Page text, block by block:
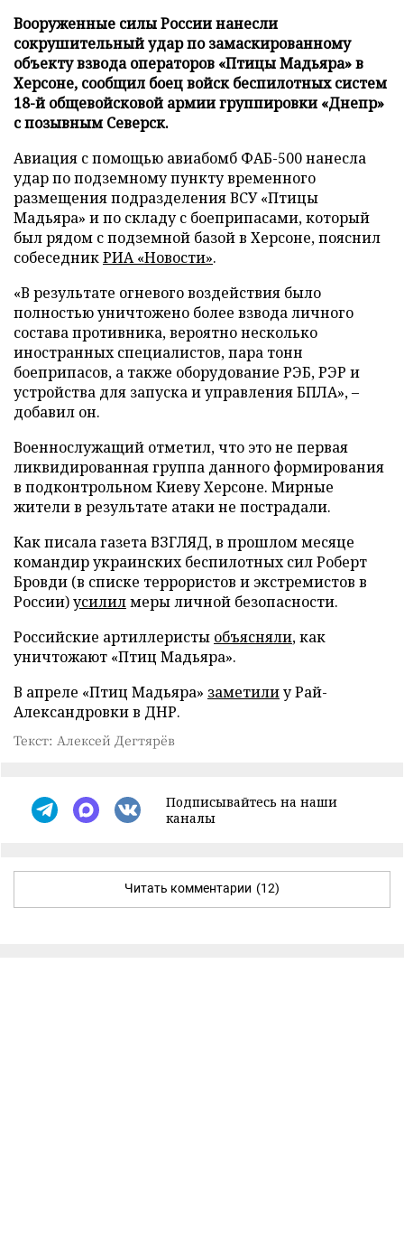
Вооруженные силы России нанесли
сокрушительный удар по замаскированному
объекту взвода операторов «Птицы Мадьяра» в
Херсоне, сообщил боец войск беспилотных систем
18-й общевойсковой армии группировки «Днепр»
с позывным Северск.
Авиация с помощью авиабомб ФАБ-500 нанесла
удар по подземному пункту временного
размещения подразделения ВСУ «Птицы
Мадьяра» и по складу с боеприпасами, который
был рядом с подземной базой в Херсоне, пояснил
собеседникРИА «Новости».
«В результате огневого воздействия было
полностью уничтожено более взвода личного
состава противника, вероятно несколько
иностранных специалистов, пара тонн
боеприпасов, а также оборудование РЭБ, РЭР и
устройства для запуска и управления БПЛА», –
добавил он.
Военнослужащий отметил, что это не первая
ликвидированная группа данного формирования
в подконтрольном Киеву Херсоне. Мирные
жители в результате атаки не пострадали.
Как писала газета ВЗГЛЯД, в прошлом месяце
командир украинских беспилотных сил Роберт
Бровди (в списке террористов и экстремистов в
России)усилилмеры личной безопасности.
Российские артиллеристы объясняли, как
уничтожают «Птиц Мадьяра».
В апреле «Птиц Мадьяра» заметилиу Рай-
Александровки в ДНР.
Текст: Алексей Дегтярёв
Подписывайтесь на наши
каналы
Читать комментарии (12)